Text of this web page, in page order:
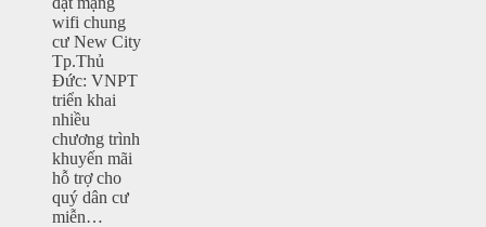
wifi chung
cư New City
Tp.Thủ
Đức: VNPT
triển khai
nhiều
chương trình
khuyến mãi
hỗ trợ cho
quý dân cư
miễn…